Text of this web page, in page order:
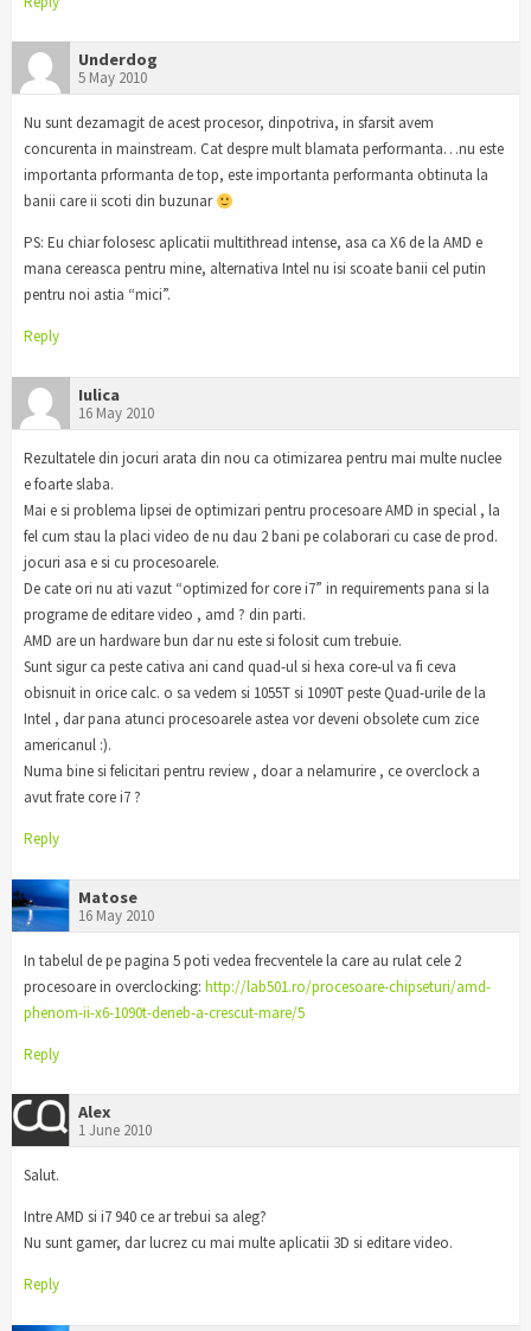
Underdog
5 May 2010
Nu sunt dezamagit de acest procesor, dinpotriva, in sfarsit avem
concurenta in mainstream. Cat despre mult blamata performanta…nu este
importanta prformanta de top, este importanta performanta obtinuta la
banii care ii scoti din buzunar
PS: Eu chiar folosesc aplicatii multithread intense, asa ca X6 de la AMD e
mana cereasca pentru mine, alternativa Intel nu isi scoate banii cel putin
pentru noi astia “mici”.
Reply
Iulica
16 May 2010
Rezultatele din jocuri arata din nou ca otimizarea pentru mai multe nuclee
e foarte slaba.
Mai e si problema lipsei de optimizari pentru procesoare AMD in special , la
fel cum stau la placi video de nu dau 2 bani pe colaborari cu case de prod.
jocuri asa e si cu procesoarele.
De cate ori nu ati vazut “optimized for core i7” in requirements pana si la
programe de editare video , amd ? din parti.
AMD are un hardware bun dar nu este si folosit cum trebuie.
Sunt sigur ca peste cativa ani cand quad-ul si hexa core-ul va fi ceva
obisnuit in orice calc. o sa vedem si 1055T si 1090T peste Quad-urile de la
Intel , dar pana atunci procesoarele astea vor deveni obsolete cum zice
americanul :).
Numa bine si felicitari pentru review , doar a nelamurire , ce overclock a
avut frate core i7 ?
Reply
Matose
16 May 2010
In tabelul de pe pagina 5 poti vedea frecventele la care au rulat cele 2
procesoare in overclocking: http://lab501.ro/procesoare-chipseturi/amd-
phenom-ii-x6-1090t-deneb-a-crescut-mare/5
Reply
Alex
1 June 2010
Salut.
Intre AMD si i7 940 ce ar trebui sa aleg?
Nu sunt gamer, dar lucrez cu mai multe aplicatii 3D si editare video.
Reply